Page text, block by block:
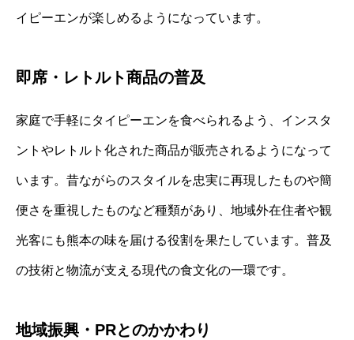
イピーエンが楽しめるようになっています。
即席・レトルト商品の普及
家庭で手軽にタイピーエンを食べられるよう、インスタ
ントやレトルト化された商品が販売されるようになって
います。昔ながらのスタイルを忠実に再現したものや簡
便さを重視したものなど種類があり、地域外在住者や観
光客にも熊本の味を届ける役割を果たしています。普及
の技術と物流が支える現代の食文化の一環です。
地域振興・PRとのかかわり